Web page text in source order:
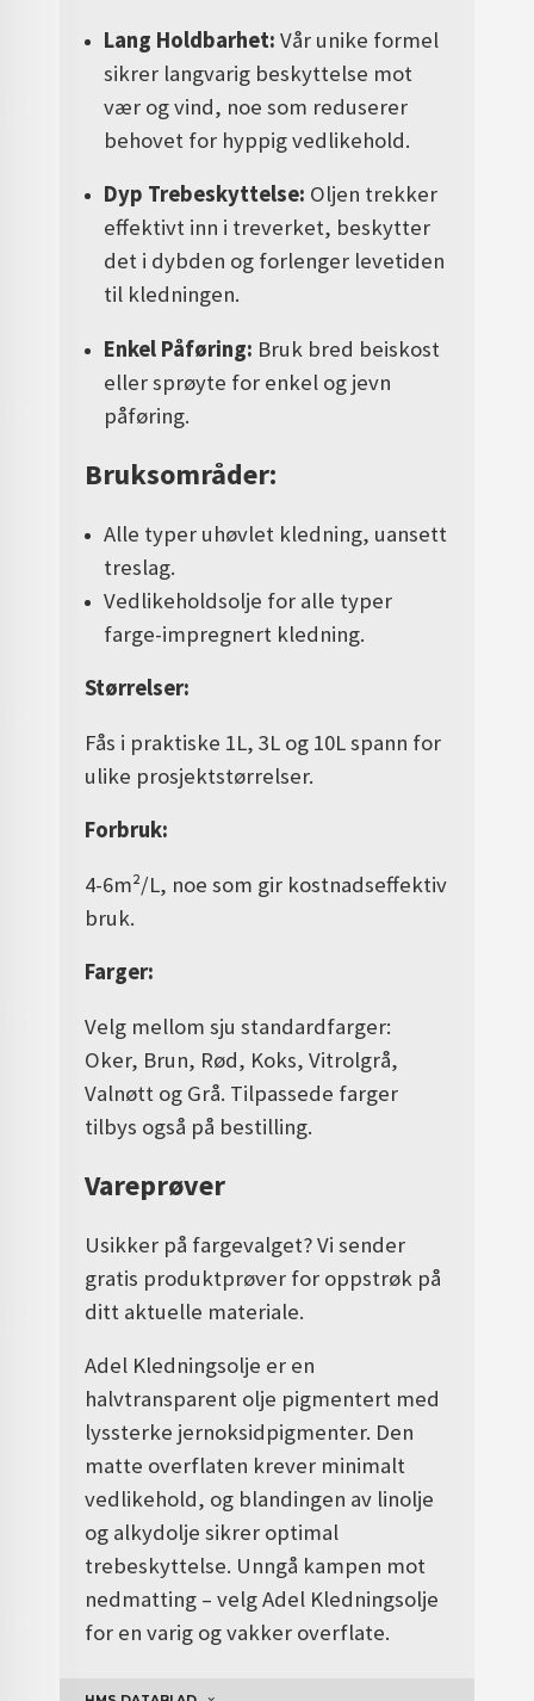
Lang Holdbarhet: Vår unike formel
sikrer langvarig beskyttelse mot
vær og vind, noe som reduserer
behovet for hyppig vedlikehold.
Dyp Trebeskyttelse: Oljen trekker
effektivt inn i treverket, beskytter
det i dybden og forlenger levetiden
til kledningen.
Enkel Påføring: Bruk bred beiskost
eller sprøyte for enkel og jevn
påføring.
Bruksområder:
Alle typer uhøvlet kledning, uansett
treslag.
Vedlikeholdsolje for alle typer
farge-impregnert kledning.
Størrelser:
Fås i praktiske 1L, 3L og 10L spann for
ulike prosjektstørrelser.
Forbruk:
4-6m²/L, noe som gir kostnadseffektiv
bruk.
Farger:
Velg mellom sju standardfarger:
Oker, Brun, Rød, Koks, Vitrolgrå,
Valnøtt og Grå. Tilpassede farger
tilbys også på bestilling.
Vareprøver
Usikker på fargevalget? Vi sender
gratis produktprøver for oppstrøk på
ditt aktuelle materiale.
Adel Kledningsolje er en
halvtransparent olje pigmentert med
lyssterke jernoksidpigmenter. Den
matte overflaten krever minimalt
vedlikehold, og blandingen av linolje
og alkydolje sikrer optimal
trebeskyttelse. Unngå kampen mot
nedmatting – velg Adel Kledningsolje
for en varig og vakker overflate.